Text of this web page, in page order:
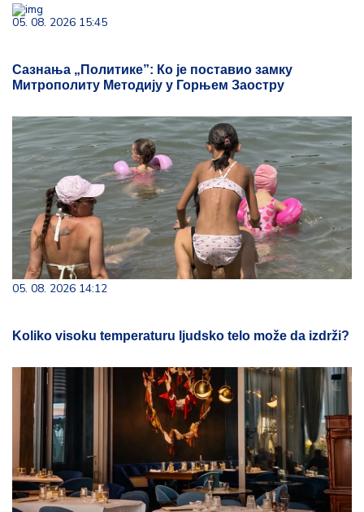
05. 08. 2026 15:45
Сазнања „Политике”: Ко је поставио замку
Митрополиту Методију у Горњем Заостру
05. 08. 2026 14:12
Koliko visoku temperaturu ljudsko telo može da izdrži?